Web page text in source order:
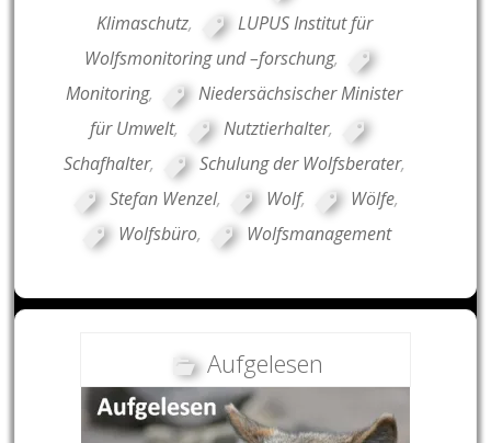
Klimaschutz,
LUPUS Institut für
Wolfsmonitoring und –forschung,
Monitoring,
Niedersächsischer Minister
für Umwelt, Nutztierhalter,
Schafhalter, Schulung der Wolfsberater,
Stefan Wenzel, Wolf, Wölfe,
Wolfsbüro, Wolfsmanagement
Aufgelesen